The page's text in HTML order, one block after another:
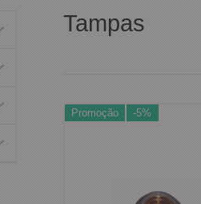
Tampas
Promoção -5%